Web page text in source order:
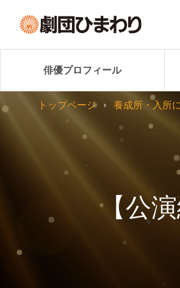
俳優プロフィール
【公
トップページ 養成所・入所